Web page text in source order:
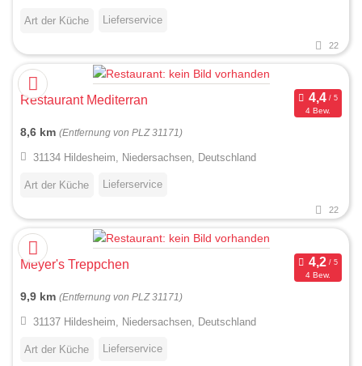
Art der Küche Lieferservice
22
Restaurant Mediterran
4 Bew.
8,6 km (Entfernung von PLZ 31171)
31134 Hildesheim, Niedersachsen, Deutschland
Art der Küche Lieferservice
22
Meyer's Treppchen
4 Bew.
9,9 km (Entfernung von PLZ 31171)
31137 Hildesheim, Niedersachsen, Deutschland
Art der Küche Lieferservice